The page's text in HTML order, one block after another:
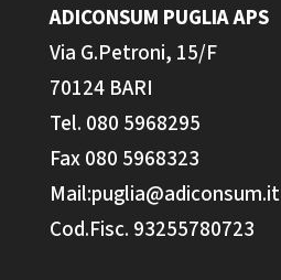
ADICONSUM PUGLIAAPS
Via G.Petroni, 15/F
70124 BARI
Tel. 080 5968295
Fax 080 5968323
Mail:puglia@adiconsum.it
Cod.Fisc. 93255780723